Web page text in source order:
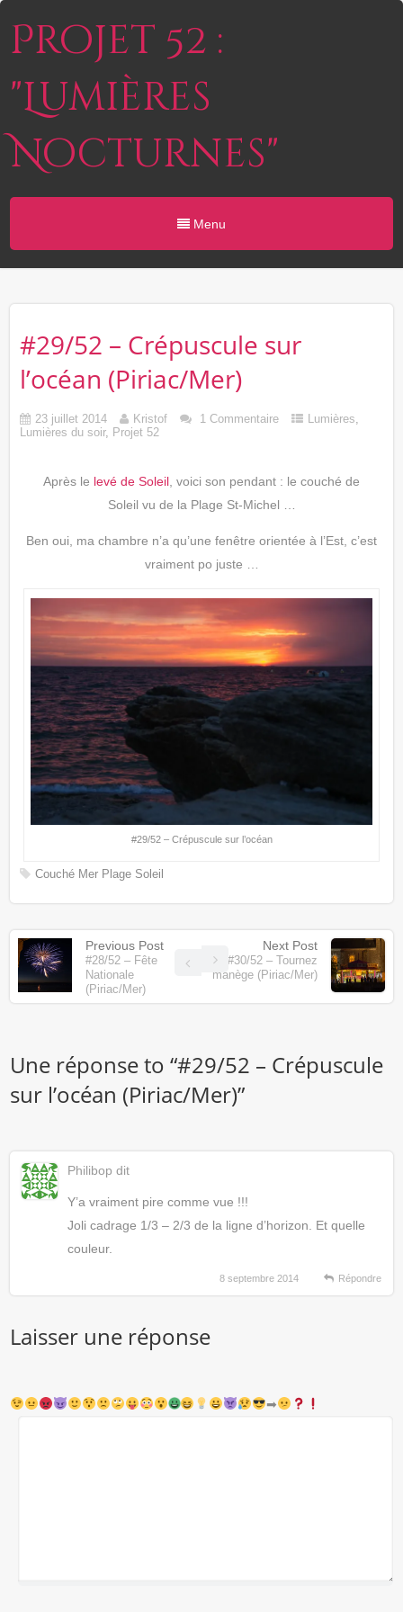
Projet 52 :
"Lumières
Nocturnes"
Menu
#29/52 – Crépuscule sur
l’océan (Piriac/Mer)
23 juillet 2014 Kristof 1 Commentaire Lumières,
Lumières du soir, Projet 52
Après le levé de Soleil, voici son pendant : le couché de
Soleil vu de la Plage St-Michel …
Ben oui, ma chambre n’a qu’une fenêtre orientée à l’Est, c’est
vraiment po juste …
#29/52 – Crépuscule sur l’océan
Couché Mer Plage Soleil
Previous Post
#28/52 – Fête
Nationale
(Piriac/Mer)
Next Post
#30/52 – Tournez
manège (Piriac/Mer)
Une réponse to “#29/52 – Crépuscule
sur l’océan (Piriac/Mer)”
Philibop dit
Y’a vraiment pire comme vue !!!
Joli cadrage 1/3 – 2/3 de la ligne d’horizon. Et quelle
couleur.
8 septembre 2014 Répondre
Laisser une réponse
➡